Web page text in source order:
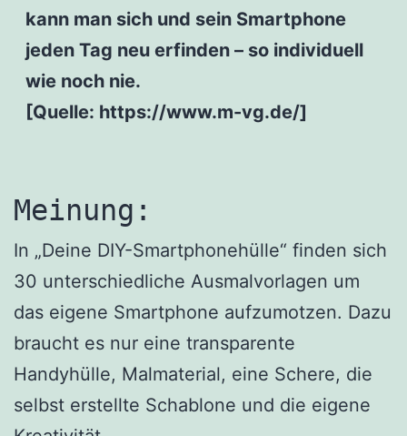
kann man sich und sein Smartphone
jeden Tag neu erfinden – so individuell
wie noch nie.
[Quelle: https://www.m-vg.de/]
Meinung:
In „Deine DIY-Smartphonehülle“ finden sich
30 unterschiedliche Ausmalvorlagen um
das eigene Smartphone aufzumotzen. Dazu
braucht es nur eine transparente
Handyhülle, Malmaterial, eine Schere, die
selbst erstellte Schablone und die eigene